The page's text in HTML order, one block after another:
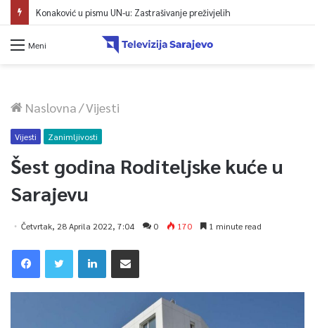
Konaković u pismu UN-u: Zastrašivanje preživjelih
Meni
Naslovna/Vijesti
Vijesti Zanimljivosti
Šest godina Roditeljske kuće u
Sarajevu
Četvrtak, 28 Aprila 2022, 7:04 0 170 1 minute read